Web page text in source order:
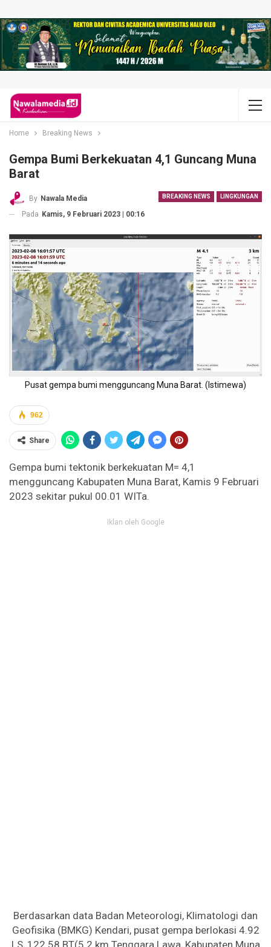
Home Breaking News
Gempa Bumi Berkekuatan 4,1 Guncang Muna
Barat
BREAKING NEWS LINGKUNGAN
By Nawala Media
Pada Kamis, 9 Februari 2023 | 00:16
Pusat gempa bumi mengguncang Muna Barat. (Istimewa)
962
Share
Gempa bumi tektonik berkekuatan M= 4,1
mengguncang Kabupaten Muna Barat, Kamis 9 Februari
2023 sekitar pukul 00.01 WITa.
Iklan oleh Google
Berdasarkan data Badan Meteorologi, Klimatologi dan
Geofisika (BMKG) Kendari, pusat gempa berlokasi 4.92